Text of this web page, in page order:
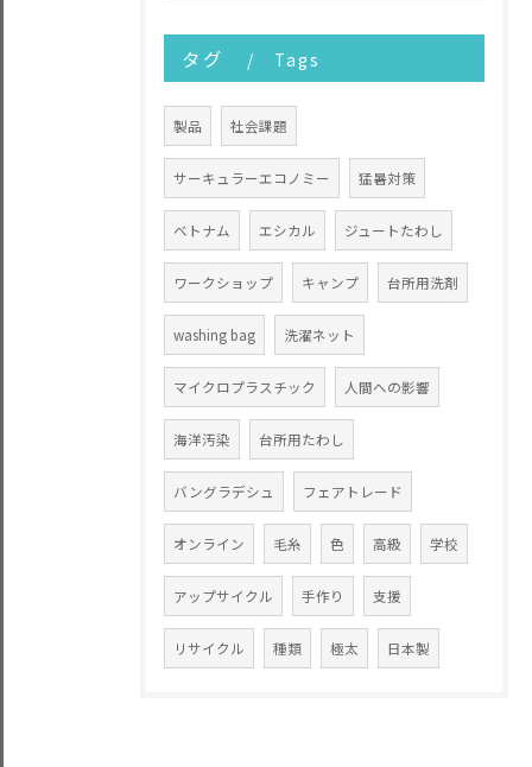
タグ Tags
製品 社会課題
サーキュラーエコノミー 猛暑対策
ベトナム エシカル ジュートたわし
ワークショップ キャンプ 台所用洗剤
washing bag 洗濯ネット
マイクロプラスチック 人間への影響
海洋汚染 台所用たわし
バングラデシュ フェアトレード
オンライン 毛糸 色 高級 学校
アップサイクル 手作り 支援
リサイクル 種類 極太 日本製